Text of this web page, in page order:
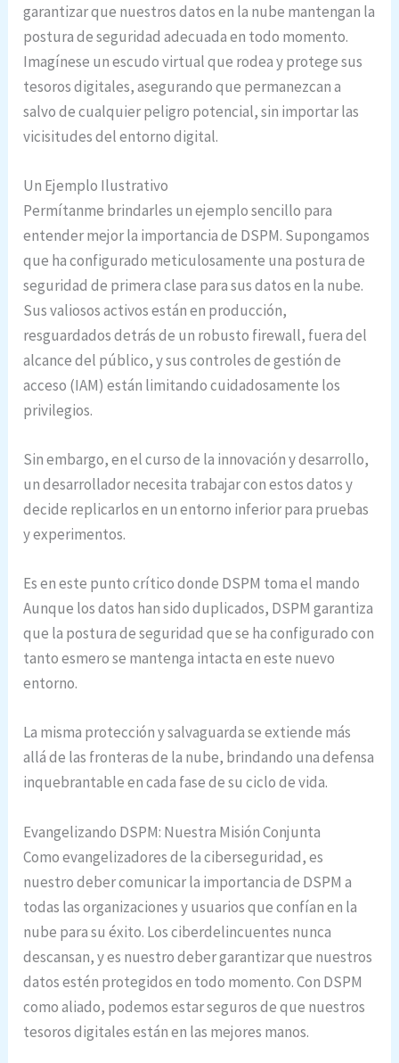
garantizar que nuestros datos en la nube mantengan la
postura de seguridad adecuada en todo momento.
Imagínese un escudo virtual que rodea y protege sus
tesoros digitales, asegurando que permanezcan a
salvo de cualquier peligro potencial, sin importar las
vicisitudes del entorno digital.
Un Ejemplo Ilustrativo
Permítanme brindarles un ejemplo sencillo para
entender mejor la importancia de DSPM. Supongamos
que ha configurado meticulosamente una postura de
seguridad de primera clase para sus datos en la nube.
Sus valiosos activos están en producción,
resguardados detrás de un robusto firewall, fuera del
alcance del público, y sus controles de gestión de
acceso (IAM) están limitando cuidadosamente los
privilegios.
Sin embargo, en el curso de la innovación y desarrollo,
un desarrollador necesita trabajar con estos datos y
decide replicarlos en un entorno inferior para pruebas
y experimentos.
Es en este punto crítico donde DSPM toma el mando
Aunque los datos han sido duplicados, DSPM garantiza
que la postura de seguridad que se ha configurado con
tanto esmero se mantenga intacta en este nuevo
entorno.
La misma protección y salvaguarda se extiende más
allá de las fronteras de la nube, brindando una defensa
inquebrantable en cada fase de su ciclo de vida.
Evangelizando DSPM: Nuestra Misión Conjunta
Como evangelizadores de la ciberseguridad, es
nuestro deber comunicar la importancia de DSPM a
todas las organizaciones y usuarios que confían en la
nube para su éxito. Los ciberdelincuentes nunca
descansan, y es nuestro deber garantizar que nuestros
datos estén protegidos en todo momento. Con DSPM
como aliado, podemos estar seguros de que nuestros
tesoros digitales están en las mejores manos.